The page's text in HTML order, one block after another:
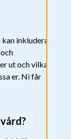
kan inkludera
ut och vilka
er. Ni får